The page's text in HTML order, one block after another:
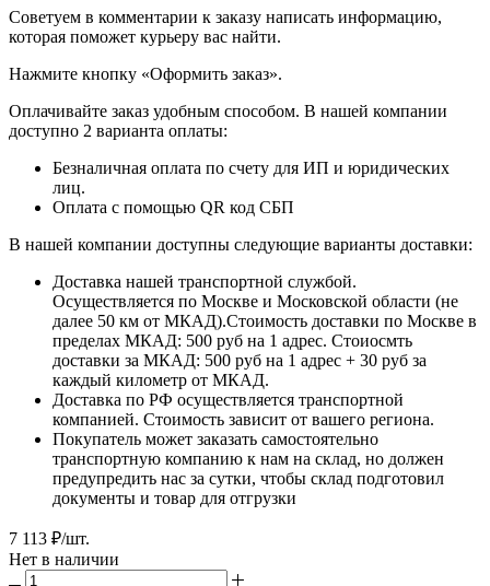
​​​​​​​Советуем в комментарии к заказу написать информацию,
которая поможет курьеру вас найти.
​​​​​​​Нажмите кнопку «Оформить заказ».
Оплачивайте заказ удобным способом. В нашей компании
доступно 2 варианта оплаты:
Безналичная оплата по счету для ИП и юридических
лиц.
Оплата с помощью QR код СБП
В нашей компании доступны следующие варианты доставки:
Доставка нашей транспортной службой.
Осуществляется по Москве и Московской области (не
далее 50 км от МКАД).Стоимость доставки по Москве в
пределах МКАД: 500 руб на 1 адрес. Стоиосмть
доставки за МКАД: 500 руб на 1 адрес + 30 руб за
каждый километр от МКАД.
Доставка по РФ осуществляется транспортной
компанией. Стоимость зависит от вашего региона.
Покупатель может заказать самостоятельно
транспортную компанию к нам на склад, но должен
предупредить нас за сутки, чтобы склад подготовил
документы и товар для отгрузки
7 113 ₽/шт.
Нет в наличии